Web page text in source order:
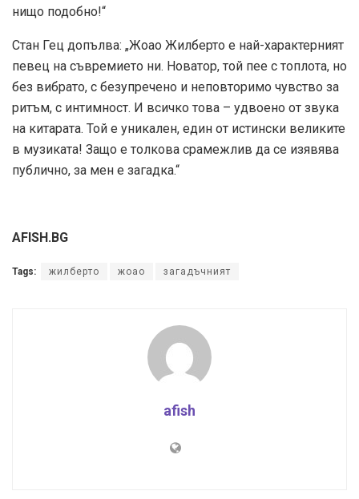
нищо подобно!“
Стан Гец допълва: „Жоао Жилберто е най-характерният
певец на съвремието ни. Новатор, той пее с топлота, но
без вибрато, с безупречено и неповторимо чувство за
ритъм, с интимност. И всичко това – удвоено от звука
на китарата. Той е уникален, един от истински великите
в музиката! Защо е толкова срамежлив да се изявява
публично, за мен е загадка.“
AFISH.BG
Tags: жилберто жоао загадъчният
afish